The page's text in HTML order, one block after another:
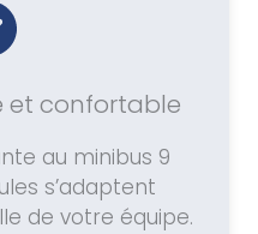
et confortable
au minibus 9
s’adaptent
de votre équipe.